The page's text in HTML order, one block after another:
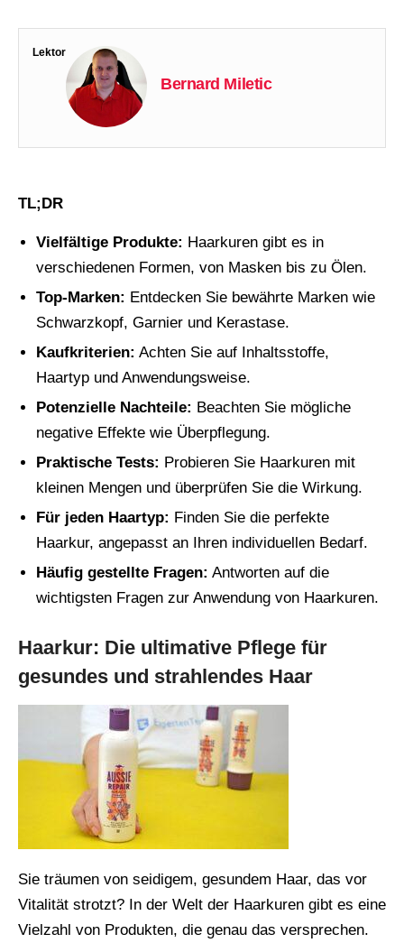
Lektor
Bernard Miletic
TL;DR
Vielfältige Produkte: Haarkuren gibt es in
verschiedenen Formen, von Masken bis zu Ölen.
Top-Marken: Entdecken Sie bewährte Marken wie
Schwarzkopf, Garnier und Kerastase.
Kaufkriterien: Achten Sie auf Inhaltsstoffe,
Haartyp und Anwendungsweise.
Potenzielle Nachteile: Beachten Sie mögliche
negative Effekte wie Überpflegung.
Praktische Tests: Probieren Sie Haarkuren mit
kleinen Mengen und überprüfen Sie die Wirkung.
Für jeden Haartyp: Finden Sie die perfekte
Haarkur, angepasst an Ihren individuellen Bedarf.
Häufig gestellte Fragen: Antworten auf die
wichtigsten Fragen zur Anwendung von Haarkuren.
Haarkur: Die ultimative Pflege für
gesundes und strahlendes Haar
Sie träumen von seidigem, gesundem Haar, das vor
Vitalität strotzt? In der Welt der Haarkuren gibt es eine
Vielzahl von Produkten, die genau das versprechen.